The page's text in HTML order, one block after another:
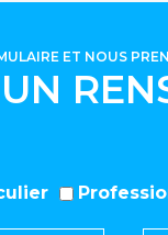
ET NOUS